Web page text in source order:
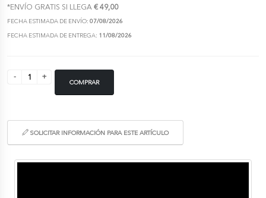
*ENVÍO GRATIS SI LLEGA € 49,00
FECHA ESTIMADA DE ENVÍO: 07/08/2026
FECHA ESTIMADA DE ENTREGA: 11/08/2026
COMPRAR
SOLICITAR INFORMACIÓN PARA ESTE ARTÍCULO